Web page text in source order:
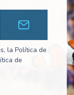
la Política de
de